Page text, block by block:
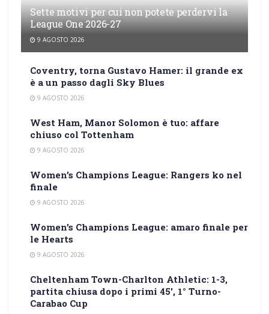
Sette motivi per cui non potete perdervi la
League One 2026-27
9 AGOSTO 2026
Coventry, torna Gustavo Hamer: il grande ex
è a un passo dagli Sky Blues
9 AGOSTO 2026
West Ham, Manor Solomon è tuo: affare
chiuso col Tottenham
9 AGOSTO 2026
Women’s Champions League: Rangers ko nel
finale
9 AGOSTO 2026
Women’s Champions League: amaro finale per
le Hearts
9 AGOSTO 2026
Cheltenham Town-Charlton Athletic: 1-3,
partita chiusa dopo i primi 45′, 1° Turno-
Carabao Cup